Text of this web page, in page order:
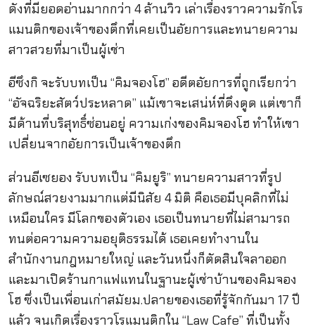
ดังที่มียอดอ่านมากกว่า 4 ล้านวิว เล่าเรื่องราวความรักโร
แมนติกของเจ้าของตึกที่เคยเป็นอัยการและทนายความ
สาวสวยที่มาเป็นผู้เช่า
อีซึงกิ จะรับบทเป็น “คิมจองโฮ” อดีตอัยการที่ถูกเรียกว่า
“อัจฉริยะสัตว์ประหลาด” แม้เขาจะเสน่ห์ที่ดึงดูด แต่เขาก็
มีด้านที่บริสุทธิ์ซ่อนอยู่ ความเก่งของคิมจองโฮ ทำให้เขา
เปลี่ยนจากอัยการเป็นเจ้าของตึก
ส่วนอีเซยอง รับบทเป็น “คิมยูริ” ทนายความสาวที่รูป
ลักษณ์สวยงามมากแต่มีนิสัย 4 มิติ คือเธอมีบุคลิกที่ไม่
เหมือนใคร มีโลกของตัวเอง เธอเป็นทนายที่ไม่สามารถ
ทนต่อความความอยุติธรรมได้ เธอเคยทำงานใน
สำนักงานกฎหมายใหญ่ และวันหนึ่งก็ตัดสินใจลาออก
และมาเปิดร้านกาแฟแทนในฐานะผู้เช่าบ้านของคิมจอง
โฮ ซึ่งเป็นเพื่อนเก่าสมัยม.ปลายของเธอที่รู้จักกันมา 17 ปี
แล้ว จนเกิดเรื่องราวโรแมนติกใน “Law Cafe” ที่เป็นทั้ง